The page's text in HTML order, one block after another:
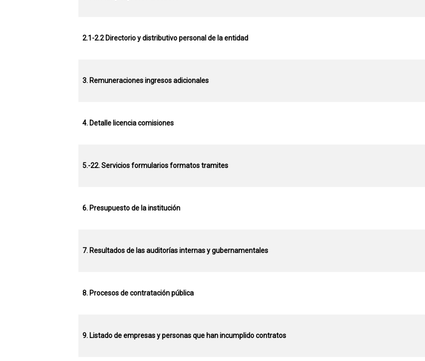
2.1-2.2 Directorio y distributivo personal de la entidad
3. Remuneraciones ingresos adicionales
4. Detalle licencia comisiones
5.-22. Servicios formularios formatos tramites
6. Presupuesto de la institución
7. Resultados de las auditorías internas y gubernamentales
8. Procesos de contratación pública
9. Listado de empresas y personas que han incumplido contratos